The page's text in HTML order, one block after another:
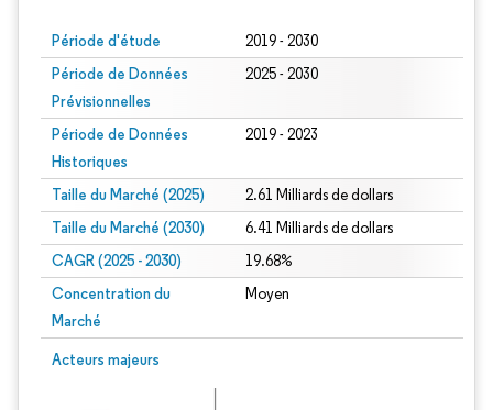
Période d'étude 2019 - 2030
Période de Données
Prévisionnelles
2025 - 2030
Période de Données
Historiques
2019 - 2023
Taille du Marché (2025) 2.61 Milliards de dollars
Taille du Marché (2030) 6.41 Milliards de dollars
CAGR (2025 - 2030) 19.68%
Concentration du
Marché
Moyen
Acteurs majeurs